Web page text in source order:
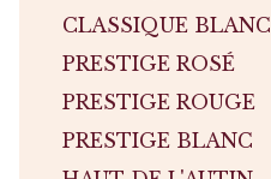
CLASSIQUE BLANC
PRESTIGE ROSÉ
PRESTIGE ROUGE
PRESTIGE BLANC